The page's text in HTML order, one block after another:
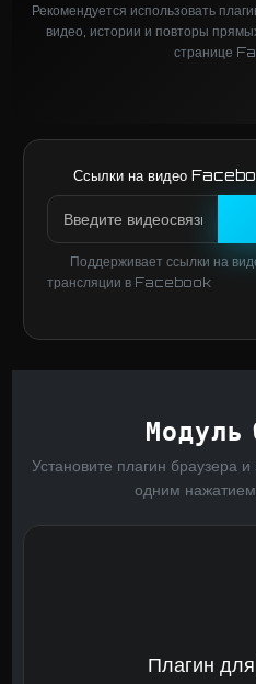
Рекомендуется использовать
видео, истории и повторы
странице
Ссылки на видео
Поддерживает ссылки на
трансляции в Facebook
Модуль
Установите плагин браузера
одним
Плагин